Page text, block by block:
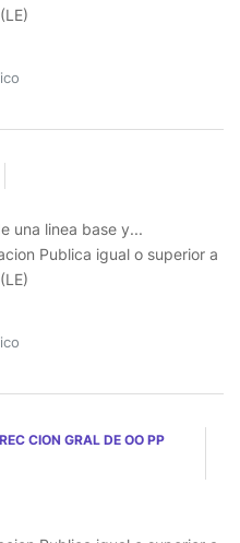
una linea base y...
Publica igual o superior a
CION GRAL DE OO PP